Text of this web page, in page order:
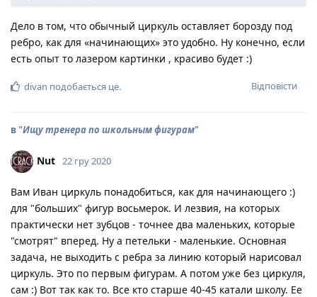
Дело в том, что обычный циркуль оставляет борозду под
ребро, как для «начинающих» это удобно. Ну конечно, если
есть опыт то лазером картинки , красиво будет :)
Відповісти
divan подобається це.
в "Ищу тренера по школьным фигурам"
Nut 22 гру 2020
Вам Иван циркуль понадобиться, как для начинающего :)
для "больших" фигур восьмерок. И лезвия, на которых
практически нет зубцов - точнее два маленьких, которые
"смотрят" вперед. Ну а петельки - маленькие. Основная
задача, не выходить с ребра за линию который нарисовал
циркуль. Это по первым фигурам. А потом уже без циркуля,
сам :) Вот так как то. Все кто старше 40-45 катали школу. Ее